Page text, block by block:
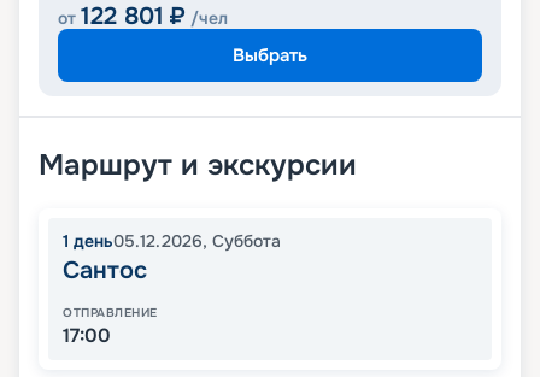
от 122 801 ₽ /чел
Выбрать
Маршрут и экскурсии
1 день05.12.2026, Суббота
Сантос
ОТПРАВЛЕНИЕ
17:00